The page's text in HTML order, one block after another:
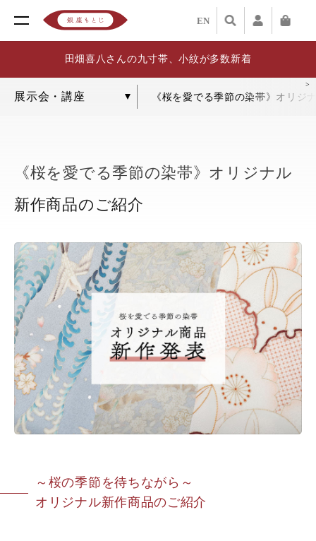
EN
田畑喜八さんの九寸帯、小紋が多数新着
《桜を愛でる季節の染帯》オリジ
《桜を愛でる季節の染帯》オリジナル
新作商品のご紹介
～桜の季節を待ちながら～
オリジナル新作商品のご紹介